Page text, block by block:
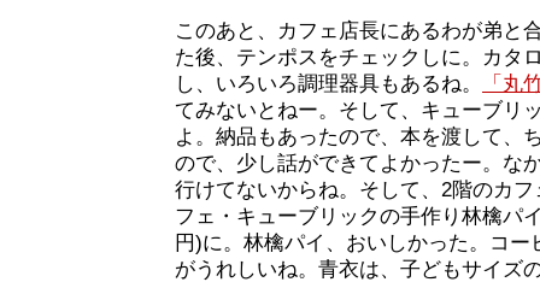
このあと、カフェ店長にあるわが弟と
た後、テンポスをチェックしに。カタ
し、いろいろ調理器具もあるね。
「丸
てみないとねー。そして、キューブリ
よ。納品もあったので、本を渡して、
ので、少し話ができてよかったー。な
行けてないからね。そして、2階のカ
フェ・キューブリックの手作り林檎パ
円)に。林檎パイ、おいしかった。コ
がうれしいね。青衣は、子どもサイズ